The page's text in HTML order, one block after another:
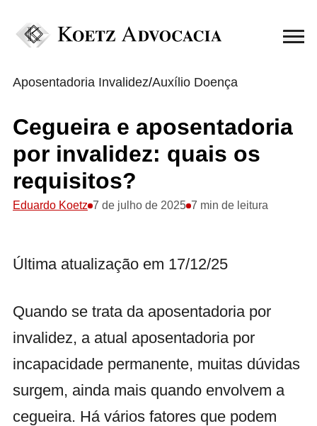
Aposentadoria Invalidez/Auxílio Doença
Cegueira e aposentadoria
por invalidez: quais os
requisitos?
Eduardo Koetz 7 de julho de 2025 7 min de leitura
Última atualização em 17/12/25
Quando se trata da aposentadoria por
invalidez, a atual aposentadoria por
incapacidade permanente, muitas dúvidas
surgem, ainda mais quando envolvem a
cegueira. Há vários fatores que podem